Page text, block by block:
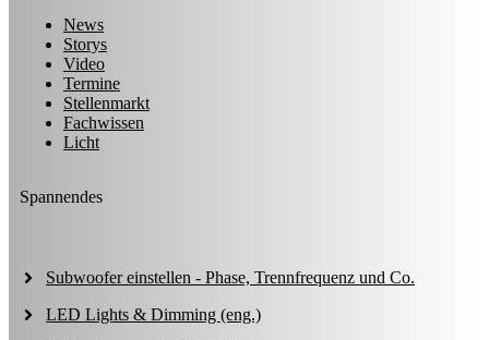
News
Storys
Video
Termine
Stellenmarkt
Fachwissen
Licht
Spannendes
Subwoofer einstellen - Phase, Trennfrequenz und Co.
LED Lights & Dimming (eng.)